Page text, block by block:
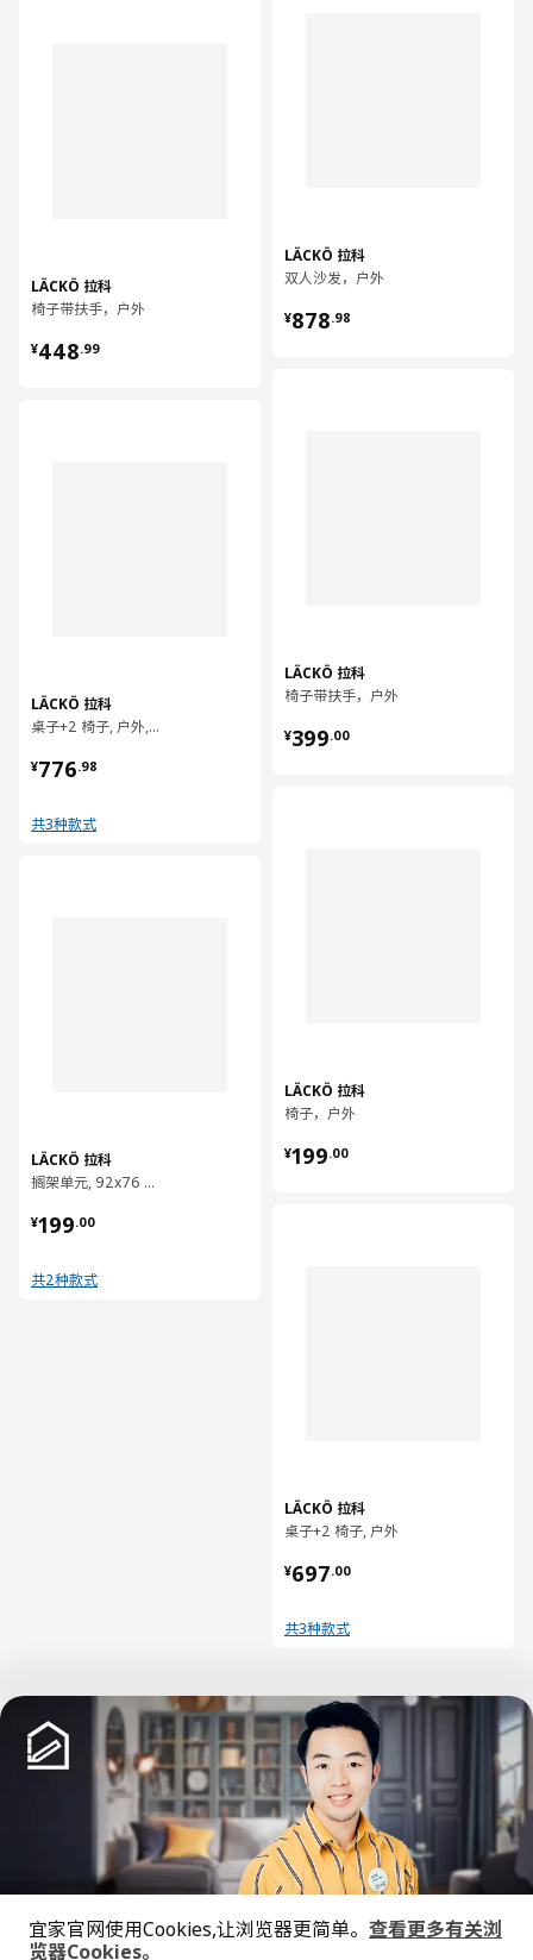
LÄCKÖ 拉科
椅子带扶手，户外
¥448.99
¥ 448.99
LÄCKÖ 拉科
桌子+2 椅子, 户外, 70 厘米
¥776.98
¥ 776.98
共3种款式
LÄCKÖ 拉科
搁架单元, 92x76 厘米
¥199.00
¥ 199.00
共2种款式
LÄCKÖ 拉科
双人沙发，户外
¥878.98
¥ 878.98
LÄCKÖ 拉科
椅子带扶手，户外
¥399.00
¥ 399.00
LÄCKÖ 拉科
椅子，户外
¥199.00
¥ 199.00
LÄCKÖ 拉科
桌子+2 椅子, 户外
¥697.00
¥ 697.00
共3种款式
已经到底啦！
中文 English
宜家官网使用Cookies,让浏览器更简单。 查看更多有关浏
览器Cookies。